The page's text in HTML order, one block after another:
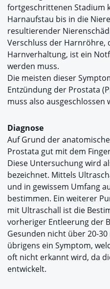
fortgeschrittenen Stadium
Harnaufstau bis in die
resultierender
Verschluss der Harnröhre,
Harnverhaltung, ist ein
werden muss.
Die meisten dieser
Entzündung der Prostata
muss also ausgeschlossen
Diagnose
Auf Grund der
Prostata gut mit dem
Diese Untersuchung wird
bezeichnet. Mittels
und in gewissem Umfang
bestimmen. Ein weiterer
mit Ultraschall ist die
vorheriger Entleerung der
Gesunden nicht über 20-
übrigens ein Symptom,
oft nicht erkannt wird, da
entwickelt.